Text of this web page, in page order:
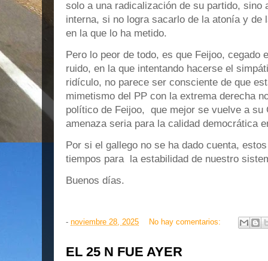
solo a una radicalización de su partido, sino
interna, si no logra sacarlo de la atonía y de
en la que lo ha metido.
Pero lo peor de todo, es que Feijoo, cegado
ruido, en la que intentando hacerse el
ridículo, no parece ser consciente de que
mimetismo del PP con la extrema derecha
político de Feijoo, que mejor se vuelve a su
amenaza seria para la calidad democrática
Por si el gallego no se ha dado cuenta,
tiempos para la estabilidad de nuestro
Buenos días.
- noviembre 28, 2025 No hay comentarios:
EL 25 N FUE AYER